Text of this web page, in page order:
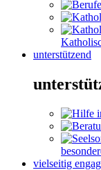
unterstützend
vielseitig